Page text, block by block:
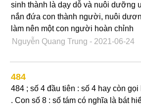
sinh thành là dạy dỗ và nuôi dưỡng
nắn đứa con thành người, nuôi
làm nên một con người hoàn chỉnh
Nguyễn Quang Trung - 2021-06-24
484
484 ; số 4 đầu tiên : số 4 hay còn gọi
. Con số 8 : số tám có nghĩa là bát